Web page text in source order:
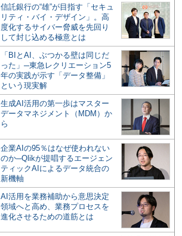
信託銀行の“雄”が目指す「セキュ
リティ・バイ・デザイン」。高
度化するサイバー脅威を先回り
して封じ込める極意とは
「BIとAI、ぶつかる壁は同じだ
った」─東急レクリエーション5
年の実践が示す「データ整備」
という現実解
生成AI活用の第一歩はマスター
データマネジメント（MDM）か
ら
企業AIの95％はなぜ使われない
のか─Qlikが提唱するエージェン
ティックAIによるデータ統合の
新機軸
AI活用を業務補助から意思決定
領域へと高め、業務プロセスを
進化させるための道筋とは